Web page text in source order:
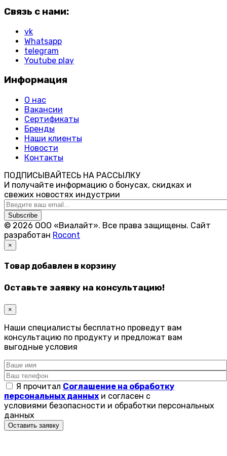
Связь с нами:
vk
Whatsapp
telegram
Youtube play
Информация
О нас
Вакансии
Сертификаты
Бренды
Наши клиенты
Новости
Контакты
ПОДПИСЫВАЙТЕСЬ НА РАССЫЛКУ
И получайте информацию о бонусах, скидках и
свежих новостях индустрии
Subscribe
© 2026 ООО «Виалайт». Все права защищены. Cайт
разработан Rocont
×
Товар добавлен в корзину
Оставьте заявку на консультацию!
×
Наши специалисты бесплатно проведут вам
консультацию по продукту и предложат вам
выгодные условия
Я прочитал Соглашение на обработку
персональных данных и согласен с
условиями безопасности и обработки персональных
данных
Оставить заявку